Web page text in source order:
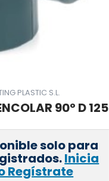
PLASTIC S.L.
90º D 125
solo para
Inicia
Regístrate